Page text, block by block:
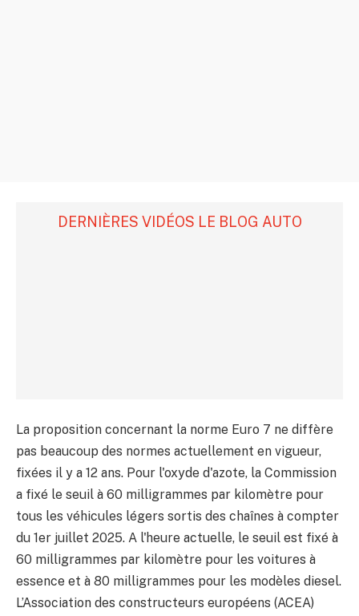
DERNIÈRES VIDÉOS LE BLOG AUTO
La proposition concernant la norme Euro 7 ne diffère
pas beaucoup des normes actuellement en vigueur,
fixées il y a 12 ans. Pour l'oxyde d'azote, la Commission
a fixé le seuil à 60 milligrammes par kilomètre pour
tous les véhicules légers sortis des chaînes à compter
du 1er juillet 2025. A l'heure actuelle, le seuil est fixé à
60 milligrammes par kilomètre pour les voitures à
essence et à 80 milligrammes pour les modèles diesel.
L’Association des constructeurs européens (ACEA)